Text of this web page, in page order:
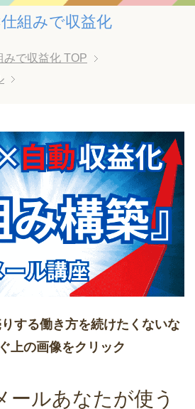
組みで収益化
みで収益化 TOP
する働き方を続けたくないな
上の画像をクリック
ールあなたが使う